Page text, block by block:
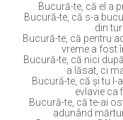
Bucură-te, că el a
Bucură-te, că s-a
din
Bucură-te, că pentru
vreme a fost
Bucură-te, că nici
a lăsat, ci
Bucură-te, că şi tu
evlavie ca
Bucură-te, că te-ai
adunând